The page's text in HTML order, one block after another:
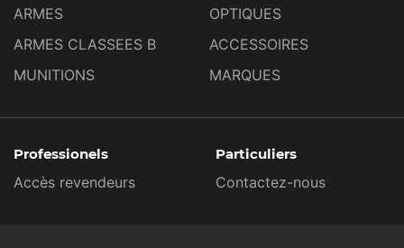
ARMES
ARMES CLASSEES B
MUNITIONS
OPTIQUES
ACCESSOIRES
MARQUES
Professionels
Accès revendeurs
Particuliers
Contactez-nous